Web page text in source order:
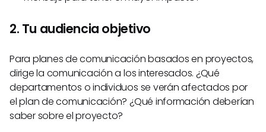
2. Tu audiencia objetivo
Para planes de comunicación basados en proyectos,
dirige la comunicación a los interesados. ¿Qué
departamentos o individuos se verán afectados por
el plan de comunicación? ¿Qué información deberían
saber sobre el proyecto?